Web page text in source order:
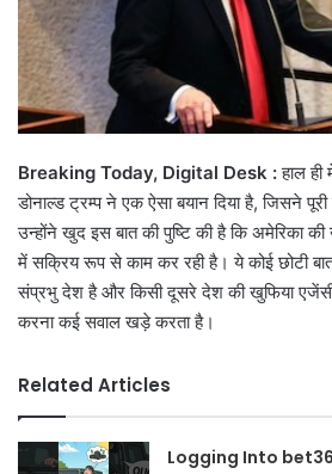
Breaking Today, Digital Desk :हाल ही
डोनाल्ड ट्रम्प ने एक ऐसा बयान दिया है, जिसने
उन्होंने खुद इस बात की पुष्टि की है कि अमेरिका
में सक्रिय रूप से काम कर रही है। ये कोई छोटी
संप्रभु देश है और किसी दूसरे देश की खुफिया
करना कई सवाल खड़े करता है।
Related Articles
Logging Into